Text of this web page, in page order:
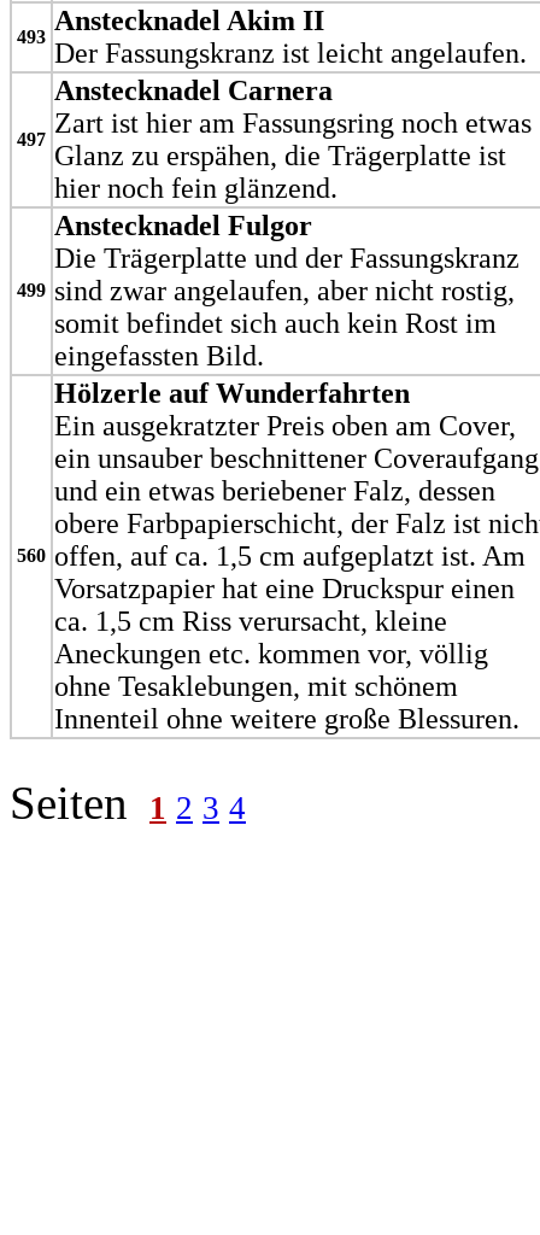
493
Anstecknadel Akim II
Der Fassungskranz ist leicht angelaufen.
497
Anstecknadel Carnera
Zart ist hier am Fassungsring noch etwas
Glanz zu erspähen, die Trägerplatte ist
hier noch fein glänzend.
499
Anstecknadel Fulgor
Die Trägerplatte und der Fassungskranz
sind zwar angelaufen, aber nicht rostig,
somit befindet sich auch kein Rost im
eingefassten Bild.
560
Hölzerle auf Wunderfahrten
Ein ausgekratzter Preis oben am Cover,
ein unsauber beschnittener Coveraufgang
und ein etwas beriebener Falz, dessen
obere Farbpapierschicht, der Falz ist
offen, auf ca. 1,5 cm aufgeplatzt ist. Am
Vorsatzpapier hat eine Druckspur einen
ca. 1,5 cm Riss verursacht, kleine
Aneckungen etc. kommen vor, völlig
ohne Tesaklebungen, mit schönem
Innenteil ohne weitere große Blessuren.
Seiten 1 2 3 4